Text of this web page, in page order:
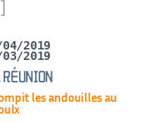
2019
2019
les andouilles au